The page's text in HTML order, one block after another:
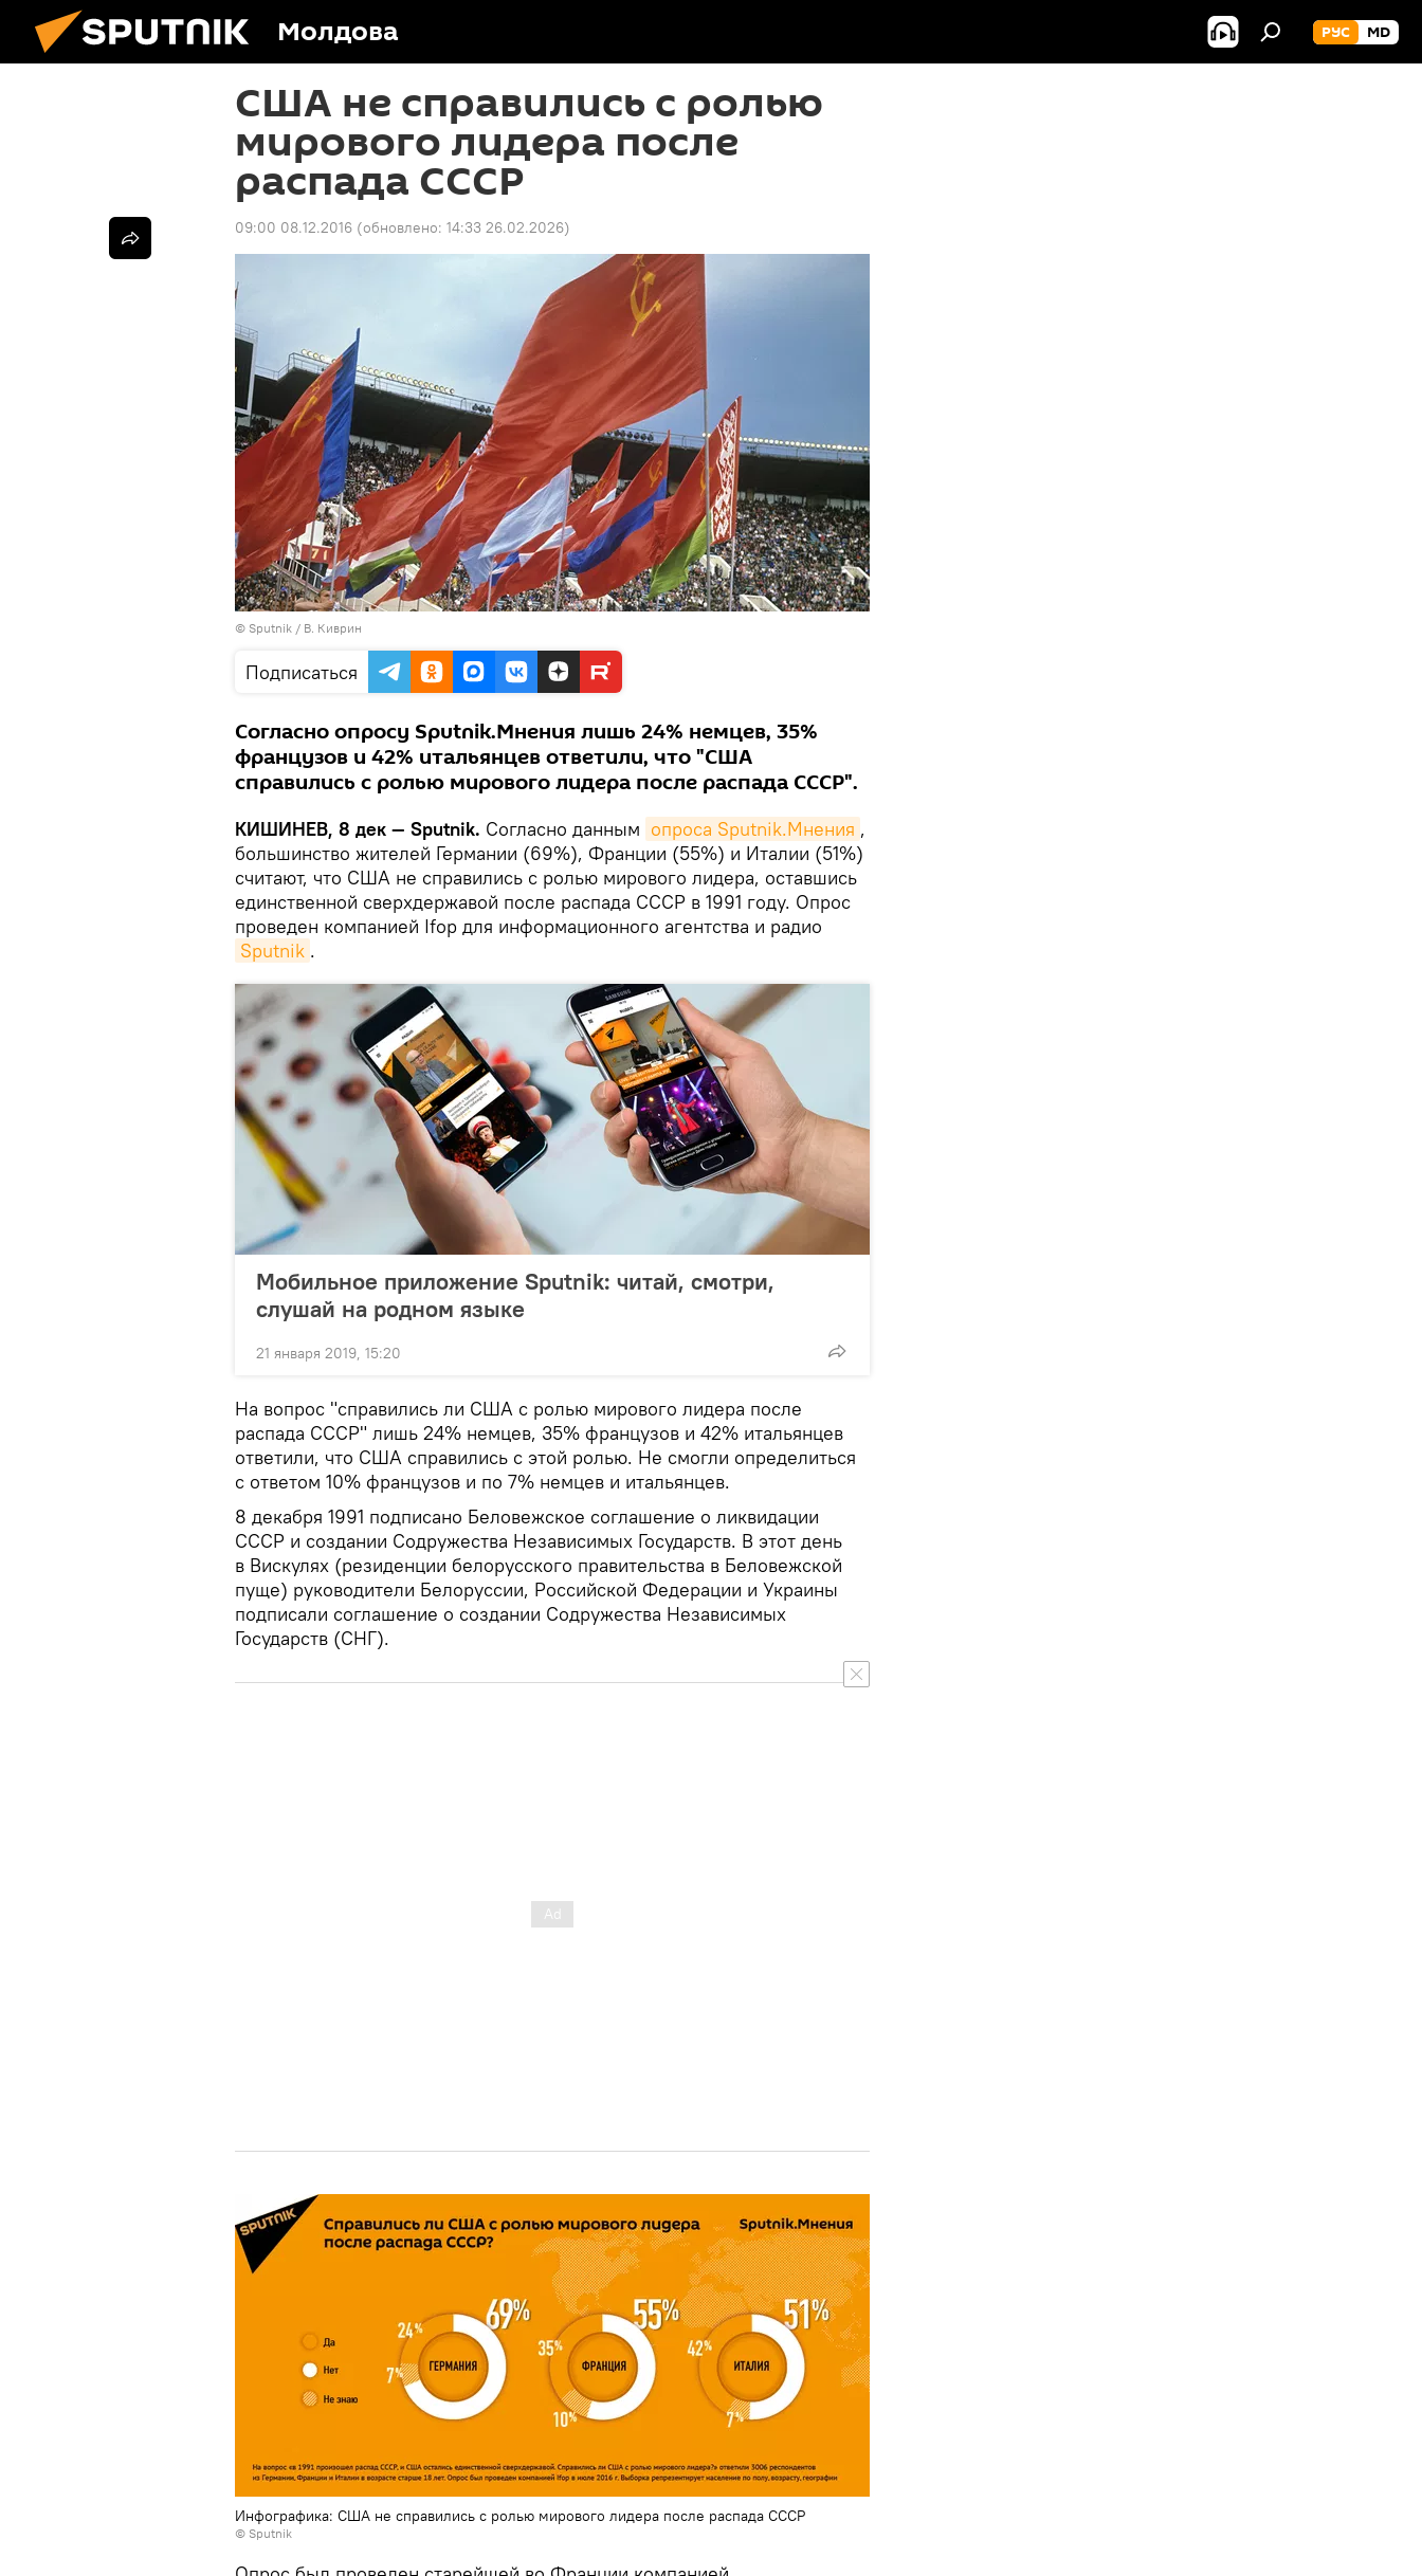
Молдова РУС MD
США не справились с ролью
мирового лидера после
распада СССР
09:00 08.12.2016 (обновлено: 14:33 26.02.2026)
© Sputnik / В. Киврин
Подписаться
Согласно опросу Sputnik.Мнения лишь 24% немцев, 35%
французов и 42% итальянцев ответили, что "США
справились с ролью мирового лидера после распада СССР".
КИШИНЕВ, 8 дек — Sputnik. Согласно данным опроса Sputnik.Мнения ,
большинство жителей Германии (69%), Франции (55%) и Италии (51%)
считают, что США не справились с ролью мирового лидера, оставшись
единственной сверхдержавой после распада СССР в 1991 году. Опрос
проведен компанией Ifop для информационного агентства и радио
Sputnik .
Мобильное приложение Sputnik: читай, смотри,
слушай на родном языке
21 января 2019, 15:20
На вопрос "справились ли США с ролью мирового лидера после
распада СССР" лишь 24% немцев, 35% французов и 42% итальянцев
ответили, что США справились с этой ролью. Не смогли определиться
с ответом 10% французов и по 7% немцев и итальянцев.
8 декабря 1991 подписано Беловежское соглашение о ликвидации
СССР и создании Содружества Независимых Государств. В этот день
в Вискулях (резиденции белорусского правительства в Беловежской
пуще) руководители Белоруссии, Российской Федерации и Украины
подписали соглашение о создании Содружества Независимых
Государств (СНГ).
Инфографика: США не справились с ролью мирового лидера после распада СССР
© Sputnik